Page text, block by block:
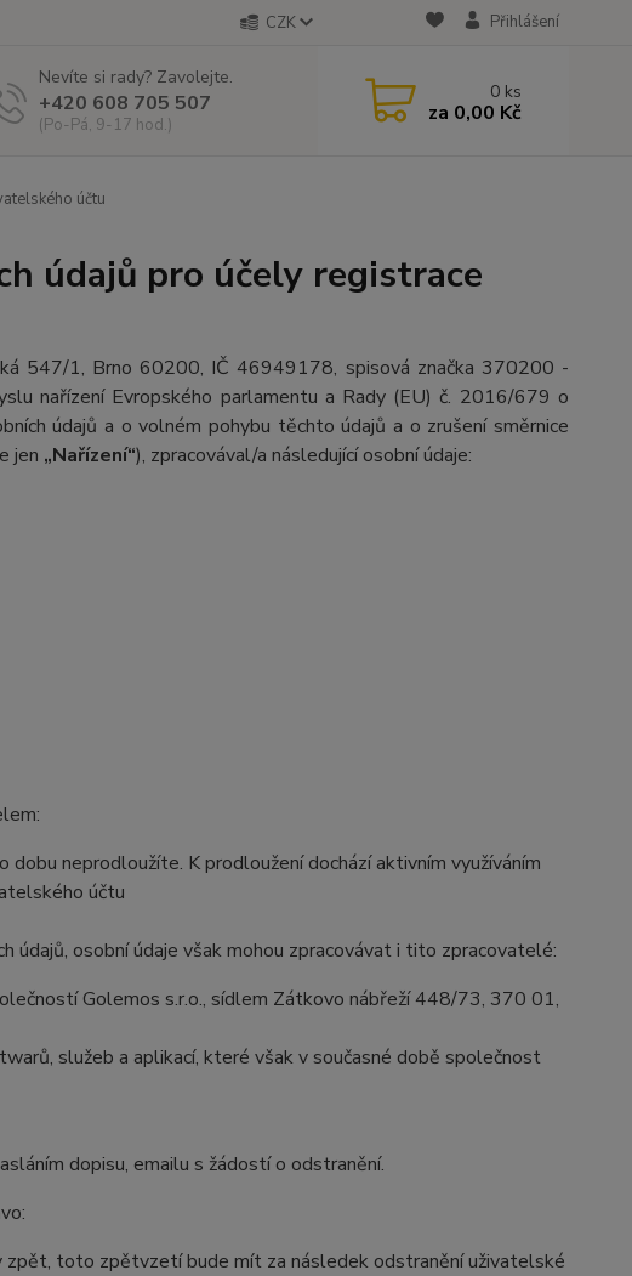
CZK Přihlášení
Nevíte si rady? Zavolejte.
+420 608 705 507
(Po-Pá, 9-17 hod.)
0 ks
za 0,00 Kč
účtu
údajů pro účely registrace
547/1, Brno 60200, IČ 46949178, spisová značka 370200 -
nařízení Evropského parlamentu a Rady (EU) č. 2016/679 o
údajů a o volném pohybu těchto údajů a o zrušení směrnice
jen „Nařízení“), zpracovával/a následující osobní údaje:
neprodloužíte. K prodloužení dochází aktivním využíváním
účtu
údajů, osobní údaje však mohou zpracovávat i tito zpracovatelé:
Golemos s.r.o., sídlem Zátkovo nábřeží 448/73, 370 01,
služeb a aplikací, které však v současné době společnost
dopisu, emailu s žádostí o odstranění.
zpět, toto zpětvzetí bude mít za následek odstranění uživatelské